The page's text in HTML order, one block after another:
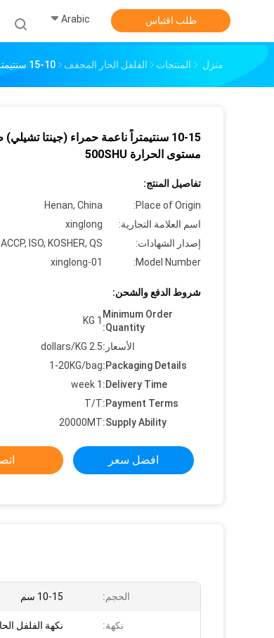
Arabic طلب اقتباس
منزل المنتجات الفلفل الحار المجفف 10-15 سنتيمتراً ناعمة حمراء (جينتا تشيلي) طعمها (بابريكا) مستوى الحرارة 500SHU
10-15 سنتيمتراً ناعمة حمراء (جينتا
مستوى الحرارة 500SHU
تفاصيل المنتج:
Place of Origin:
Henan, China
اسم العلامة التجارية:
xinglong
إصدار الشهادات:
ISO, KOSHER, QS
Model Number:
xinglong-01
شروط الدفع والشحن:
Minimum Order
Quantity:
1 KG
الأسعار:2.5 dollars/KG
Packaging Details:
1-20KG/bag
Delivery Time:
1 week
Payment Terms:
T/T
Supply Ability:
20000MT
افضل سعر
الحجم: 10-15 سم
نكهة: نكهة الفلفل